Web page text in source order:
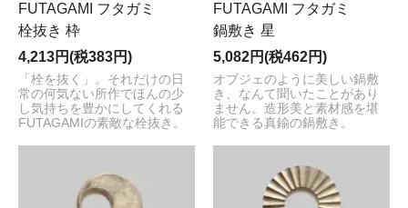
FUTAGAMI フタガミ
栓抜き 枠
4,213円(税383円)
「栓を抜く」。それだけの日
常の何気ない所作でほんの少
し気持ちを豊かにしてくれる
FUTAGAMIの素敵な栓抜き。
FUTAGAMI フタガミ
鍋敷き 星
5,082円(税462円)
オブジェのように美しい鍋敷
き、なんて聞いたことがあり
ません。造形美と素材感を堪
能できる真鍮の鍋敷き。